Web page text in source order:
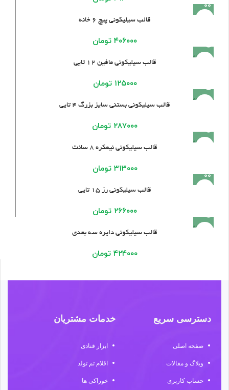
قالب سیلیکونی پیچ ۶ خانه
۴۰۶۰۰۰ تومان
فروخته
قالب سیلیکونی مافین ۱۲ تایی
۱۲۵۰۰۰ تومان
فروخته
قالب سیلیکونی بستنی سایز بزرگ 4 تایی
۲۸۷۰۰۰ تومان
فروخته
قالب سیلیکونی نیمکره ۸ سانت
۳۱۳۰۰۰ تومان
قالب سیلیکونی رز ۱۵ تایی
۲۶۶۰۰۰ تومان
فروخته
قالب سیلیکونی دایره سه بعدی
۴۲۴۰۰۰ تومان
دسترسی سریع
صفحه اصلی
وبلاگ و مقالات
حساب کاربری
خدمات مشتریان
ابزار قنادی
اقلام تم تولد
خوراکی ها